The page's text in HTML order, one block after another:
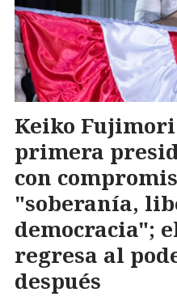
Keiko
primera
con
"soberanía,
democracia";
regresa al
después